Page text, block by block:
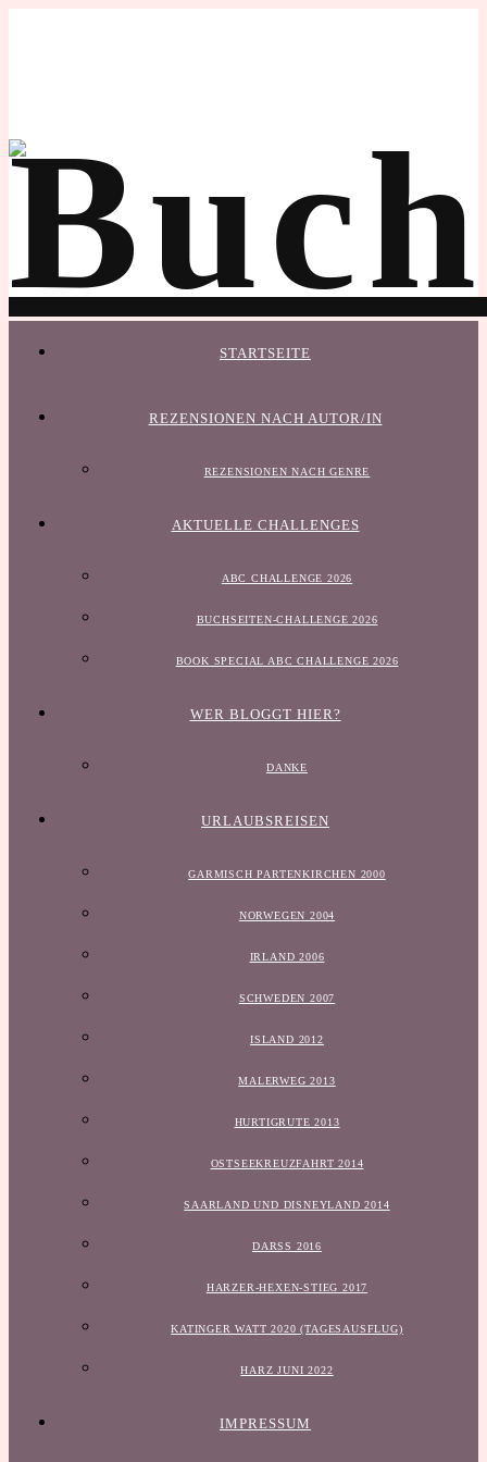
STARTSEITE
REZENSIONEN NACH AUTOR/IN
REZENSIONEN NACH GENRE
AKTUELLE CHALLENGES
ABC CHALLENGE 2026
BUCHSEITEN-CHALLENGE 2026
BOOK SPECIAL ABC CHALLENGE 2026
WER BLOGGT HIER?
DANKE
URLAUBSREISEN
GARMISCH PARTENKIRCHEN 2000
NORWEGEN 2004
IRLAND 2006
SCHWEDEN 2007
ISLAND 2012
MALERWEG 2013
HURTIGRUTE 2013
OSTSEEKREUZFAHRT 2014
SAARLAND UND DISNEYLAND 2014
DARSS 2016
HARZER-HEXEN-STIEG 2017
KATINGER WATT 2020 (TAGESAUSFLUG)
HARZ JUNI 2022
IMPRESSUM